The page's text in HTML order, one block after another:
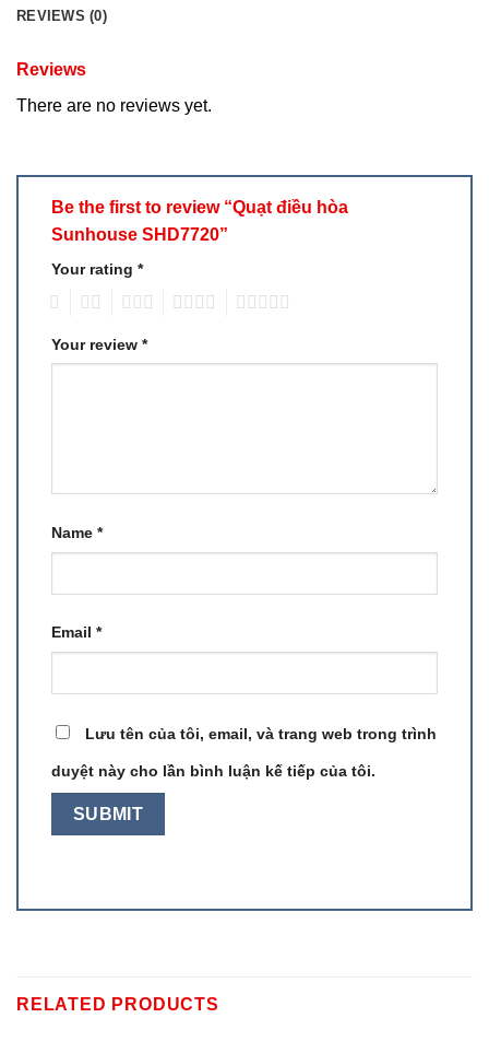
REVIEWS (0)
Reviews
There are no reviews yet.
Be the first to review “Quạt điều hòa
Sunhouse SHD7720”
Your rating *
Your review *
Name *
Email *
Lưu tên của tôi, email, và trang web trong trình
duyệt này cho lần bình luận kế tiếp của tôi.
RELATED PRODUCTS